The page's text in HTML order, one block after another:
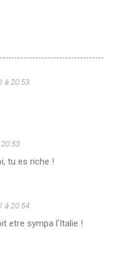
à 20:53
tu es riche !
à 20:54
etre sympa l'Italie !